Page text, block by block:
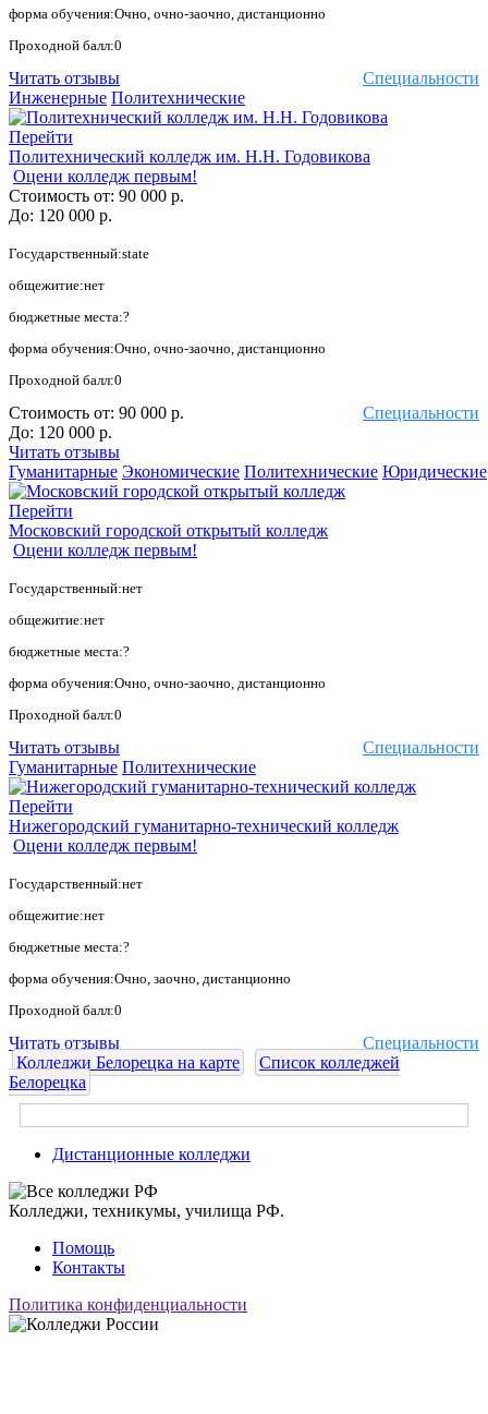
форма обучения:Очно, очно-заочно, дистанционно
Проходной балл:0
Специальности
Читать отзывы
Инженерные Политехнические
Перейти
Политехнический колледж им. Н.Н. Годовикова
Оцени колледж первым!
Стоимость от: 90 000 р.
До: 120 000 р.
Государственный:state
общежитие:нет
бюджетные места:?
форма обучения:Очно, очно-заочно, дистанционно
Проходной балл:0
Специальности
Стоимость от: 90 000 р.
До: 120 000 р.
Читать отзывы
Гуманитарные Экономические Политехнические Юридические
Перейти
Московский городской открытый колледж
Оцени колледж первым!
Государственный:нет
общежитие:нет
бюджетные места:?
форма обучения:Очно, очно-заочно, дистанционно
Проходной балл:0
Специальности
Читать отзывы
Гуманитарные Политехнические
Перейти
Нижегородский гуманитарно-технический колледж
Оцени колледж первым!
Государственный:нет
общежитие:нет
бюджетные места:?
форма обучения:Очно, заочно, дистанционно
Проходной балл:0
Специальности
Читать отзывы
Колледжи Белорецка на карте
Список колледжей
Белорецка
Дистанционные колледжи
Колледжи, техникумы, училища РФ.
Помощь
Контакты
Политика конфиденциальности